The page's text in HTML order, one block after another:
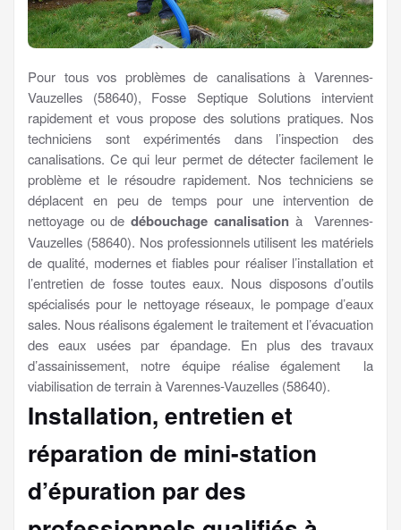
Pour tous vos problèmes de canalisations à Varennes-
Vauzelles (58640), Fosse Septique Solutions intervient
rapidement et vous propose des solutions pratiques. Nos
techniciens sont expérimentés dans l’inspection des
canalisations. Ce qui leur permet de détecter facilement le
problème et le résoudre rapidement. Nos techniciens se
déplacent en peu de temps pour une intervention de
nettoyage ou dedébouchage canalisationà Varennes-
Vauzelles (58640). Nos professionnels utilisent les matériels
de qualité, modernes et fiables pour réaliser l’installation et
l’entretien de fosse toutes eaux. Nous disposons d’outils
spécialisés pour le nettoyage réseaux, le pompage d’eaux
sales. Nous réalisons également le traitement et l’évacuation
des eaux usées par épandage. En plus des travaux
d’assainissement, notre équipe réalise également la
viabilisation de terrain à Varennes-Vauzelles (58640).
Installation, entretien et
réparation de mini-station
d’épuration par des